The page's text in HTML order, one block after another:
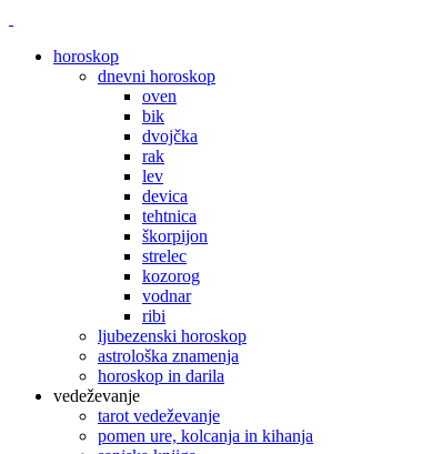
horoskop
dnevni horoskop
oven
bik
dvojčka
rak
lev
devica
tehtnica
škorpijon
strelec
kozorog
vodnar
ribi
ljubezenski horoskop
astrološka znamenja
horoskop in darila
vedeževanje
tarot vedeževanje
pomen ure, kolcanja in kihanja